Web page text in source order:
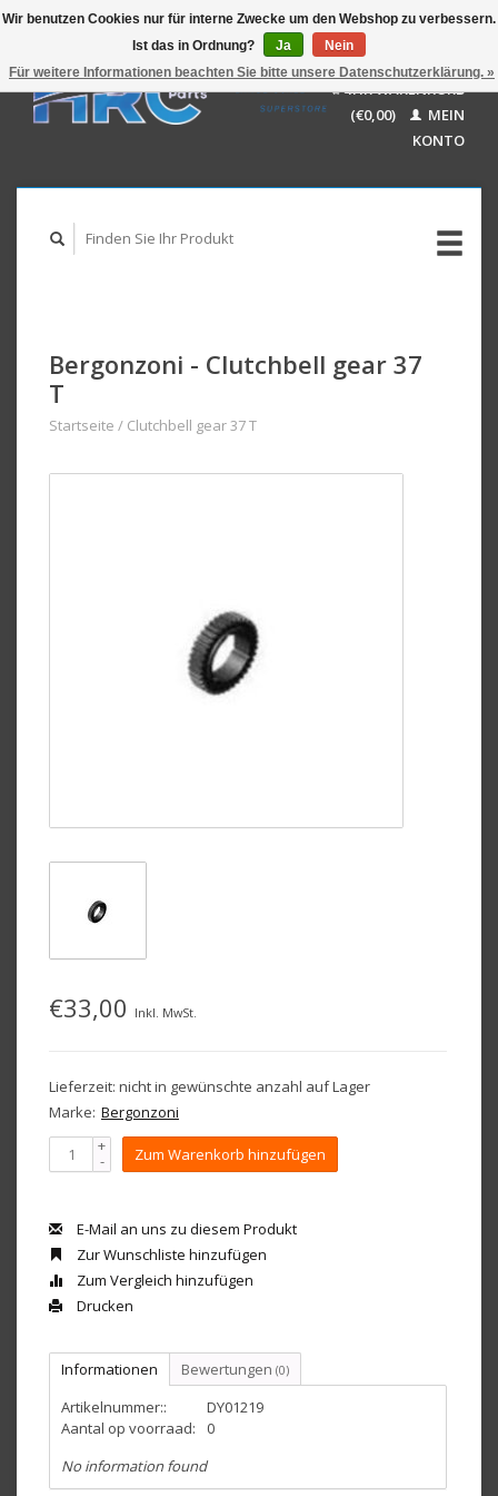
GBP
USD
AUD
Deutsch
English
IHR WARENKORB
(€0,00)
MEIN
KONTO
Bergonzoni - Clutchbell gear 37
T
Startseite / Clutchbell gear 37 T
€33,00 Inkl. MwSt.
Lieferzeit: nicht in gewünschte anzahl auf Lager
Marke: Bergonzoni
+
- Zum Warenkorb hinzufügen
E-Mail an uns zu diesem Produkt
Zur Wunschliste hinzufügen
Zum Vergleich hinzufügen
Drucken
Informationen Bewertungen (0)
Artikelnummer::
DY01219
Aantal op voorraad:
0
No information found
Wir benutzen Cookies nur für interne Zwecke um den Webshop zu verbessern.
Ist das in Ordnung?
Ja
Nein
Für weitere Informationen beachten Sie bitte unsere Datenschutzerklärung. »